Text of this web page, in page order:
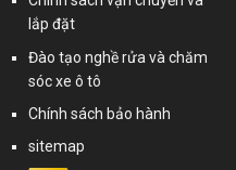
lắp đặt
Đào tạo nghề rửa và chăm
sóc xe ô tô
Chính sách bảo hành
sitemap